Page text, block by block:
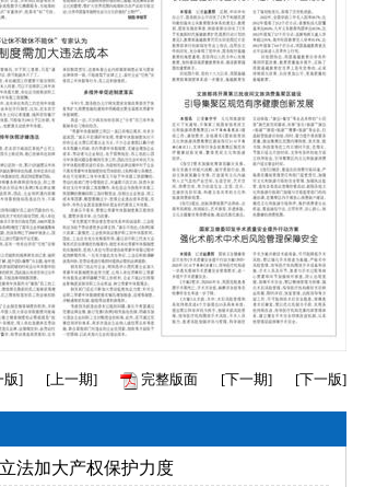
版] [上一期] 完整版面 [下一期] [下一版]
法加大产权保护力度